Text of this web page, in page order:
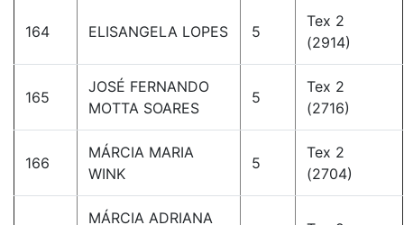
164 ELISANGELA LOPES 5
Tex 2
(2914)
165
JOSÉ FERNANDO
MOTTA SOARES
5
Tex 2
(2716)
166
MÁRCIA MARIA
WINK
5
Tex 2
(2704)
MÁRCIA ADRIANA